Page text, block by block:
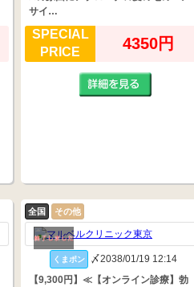
サイ…
SPECIAL
PRICE
4350円
全国 その他
くまポン
〆2038/01/19 12:14
【9,300円】≪【オンライン診療】勃